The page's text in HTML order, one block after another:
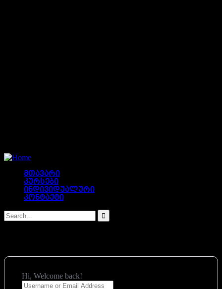
მთავარი
კურსები
ინდივიდუალური
კონტაქტი
Hi, Welcome back!